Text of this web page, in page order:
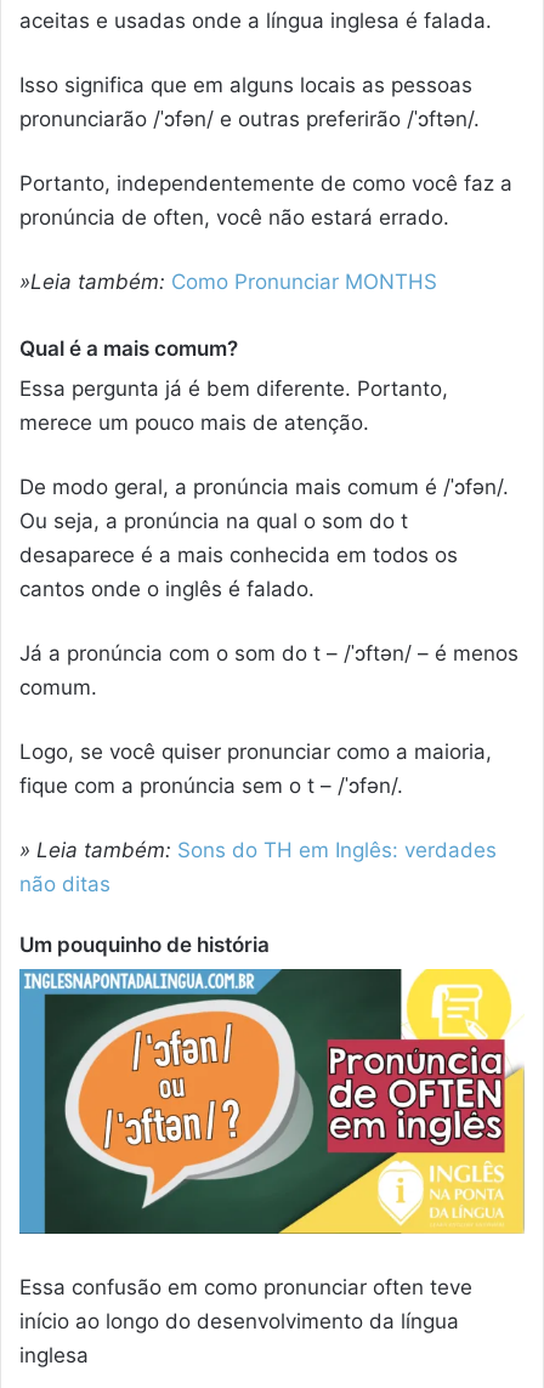
aceitas e usadas onde a língua inglesa é falada.
Isso significa que em alguns locais as pessoas
pronunciarão /ˈɔfən/ e outras preferirão /ˈɔftən/.
Portanto, independentemente de como você faz a
pronúncia de often, você não estará errado.
»Leia também: Como Pronunciar MONTHS
Qual é a mais comum?
Essa pergunta já é bem diferente. Portanto,
merece um pouco mais de atenção.
De modo geral, a pronúncia mais comum é /ˈɔfən/.
Ou seja, a pronúncia na qual o som do t
desaparece é a mais conhecida em todos os
cantos onde o inglês é falado.
Já a pronúncia com o som do t – /ˈɔftən/ – é menos
comum.
Logo, se você quiser pronunciar como a maioria,
fique com a pronúncia sem o t – /ˈɔfən/.
» Leia também: Sons do TH em Inglês: verdades
não ditas
Um pouquinho de história
Essa confusão em como pronunciar often teve
início ao longo do desenvolvimento da língua
inglesa